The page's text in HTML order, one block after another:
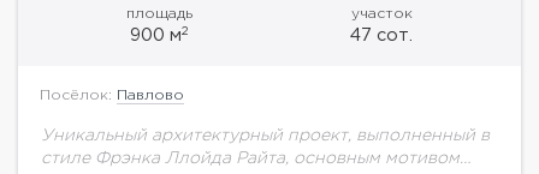
площадь
900 м2
участок
47 сот.
Посёлок: Павлово
Уникальный архитектурный проект, выполненный в
стиле Фрэнка Ллойда Райта, основным мотивом